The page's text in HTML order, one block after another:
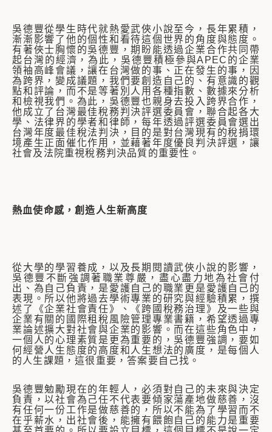
吳德豐從學生時代就熱愛武俠小說至今，長年累積，
漸漸影響了他的個性和看待這個世界的角度與態度。
有著俠士胸懷的吳德豐，期盼能透過企業合作共同帶
起台灣的經濟，為此，吳德豐積極參與APEC的企業
領袖高峰會議，讓在台灣做的事、正在發生的事，因
為跨界，變成議題，我們要創造自己的、有意識的觀
點和評論，而不是等著別人用各種指數、數據來分析
和檢視我們。為此，吳德豐也親身去投入跨界合作，
他成立了台灣最佳稅務判決評選委員會，聯合起各大
學、法律界的學者和律師，每年透過評選委員會選出
台灣年度最佳稅法判決，目的是對台灣現有的稅捐環
境產生正面催化作用，並藉著年度優良判決評選，讓
社會及法院重視稅務判決品質的重要性。
熱血使命感，創造人生新高度
從大學的學習養成，以及長期閱讀武俠小說的影響，
吳德豐不斷強調著職業尊嚴，盡心盡力地為社會付
出、為自己負責，是愛護自己的職業更是愛護自己的
表現。所以他將過去學術專業的研究與經驗積累，撰
述了《企業社會責任》、《跨國稅務治理》及一些與
企業有關的國際租稅風險管理專業書籍，希望透過專
業論述擴大對社會與企業的影響。而在這些角色中，
一個人的心理素質是更為重要的，吳德豐強調，要如
何經營人生態度的高度和人生想法的廣度，是每個人
的人生課題，這很重要，答案要自己找。
吳德豐勉勵現在的年輕人，必須對自己的未來與決定
負責，以社會為己任不代表要傾家蕩產地做慈善，沒
有任何一份工作是做慈善的，所以不能為了學習而不
在乎薪水，出社會後，能擁有餵飽自己的能力是重要